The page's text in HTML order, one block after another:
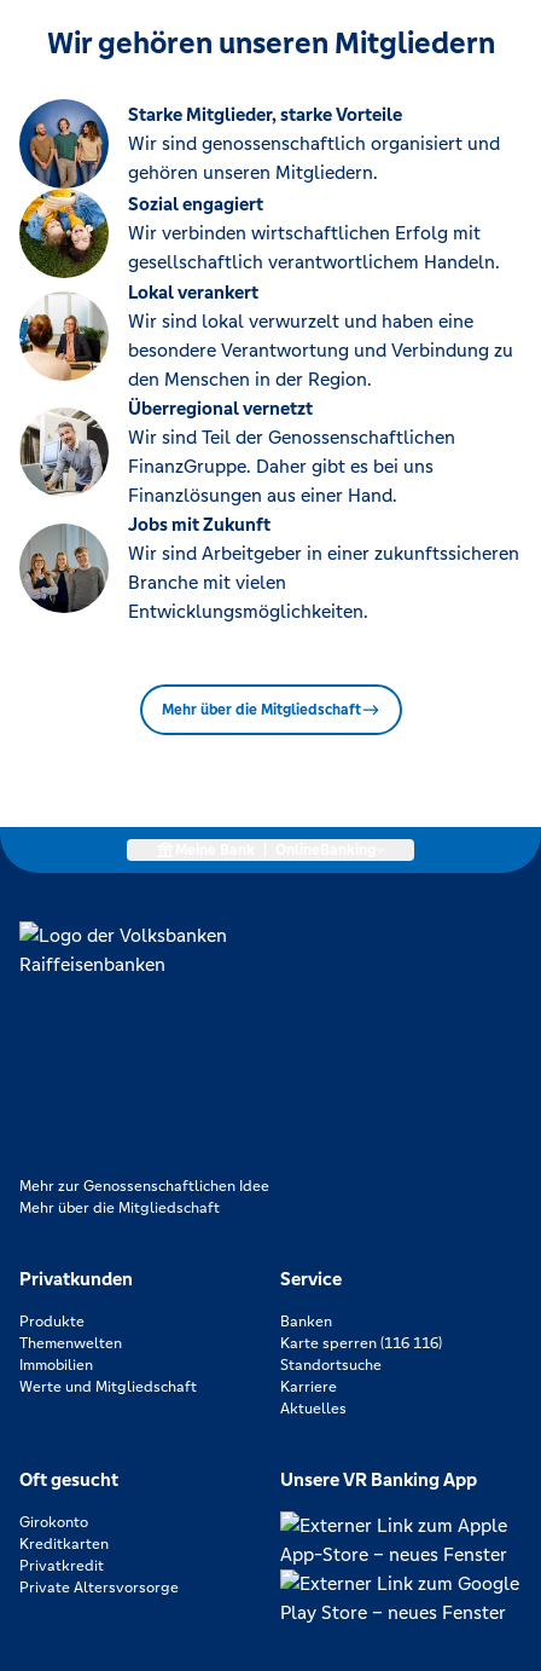
Wir gehören unseren Mitgliedern
Starke Mitglieder, starke Vorteile
Wir sind genossenschaftlich organisiert und
gehören unseren Mitgliedern.
Sozial engagiert
Wir verbinden wirtschaftlichen Erfolg mit
gesellschaftlich verantwortlichem Handeln.
Lokal verankert
Wir sind lokal verwurzelt und haben eine
besondere Verantwortung und Verbindung zu
den Menschen in der Region.
Überregional vernetzt
Wir sind Teil der Genossenschaftlichen
FinanzGruppe. Daher gibt es bei uns
Finanzlösungen aus einer Hand.
Jobs mit Zukunft
Wir sind Arbeitgeber in einer zukunftssicheren
Branche mit vielen
Entwicklungsmöglichkeiten.
Mehr über die Mitgliedschaft
Mehr zur Genossenschaftlichen Idee
Mehr über die Mitgliedschaft
Privatkunden
Produkte
Themenwelten
Immobilien
Werte und Mitgliedschaft
Service
Banken
Karte sperren (116 116)
Standortsuche
Karriere
Aktuelles
Oft gesucht
Girokonto
Kreditkarten
Privatkredit
Private Altersvorsorge
Unsere VR Banking App